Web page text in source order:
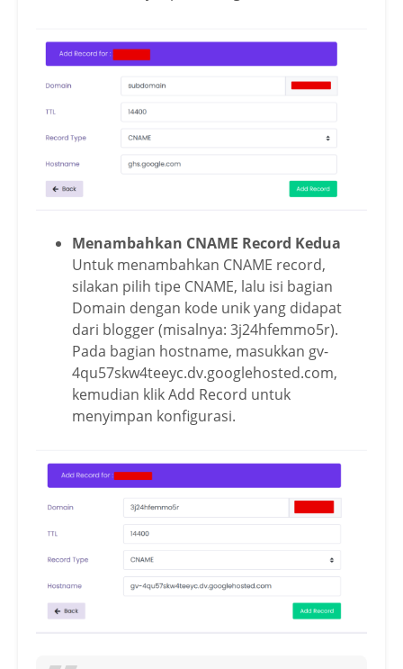
Menambahkan CNAME Record Kedua
Untuk menambahkan CNAME record,
silakan pilih tipe CNAME, lalu isi bagian
Domain dengan kode unik yang didapat
dari blogger (misalnya: 3j24hfemmo5r).
Pada bagian hostname, masukkan gv-
4qu57skw4teeyc.dv.googlehosted.com,
kemudian klik Add Record untuk
menyimpan konfigurasi.